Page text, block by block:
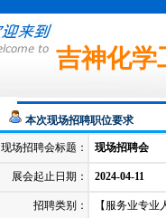
吉神化学
本次现场招聘职位要求
现场招聘会标题： 现场招聘会
展会起止日期： 2024-04-11
招聘类别： 【服务业专业